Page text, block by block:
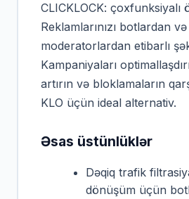
CLICKLOCK: çoxfunksiyalı
Reklamlarınızı botlardan və
moderatorlardan etibarlı
Kampaniyaları
artırın və bloklamaların
KLO üçün ideal alternativ.
Əsas üstünlüklər
Dəqiq trafik
dönüşüm üçün